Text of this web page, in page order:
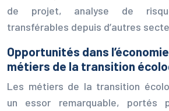
de projet, analyse de
transférables depuis d’autres
Opportunités dans
métiers de la transition
Les métiers de la transition
un essor remarquable, portés